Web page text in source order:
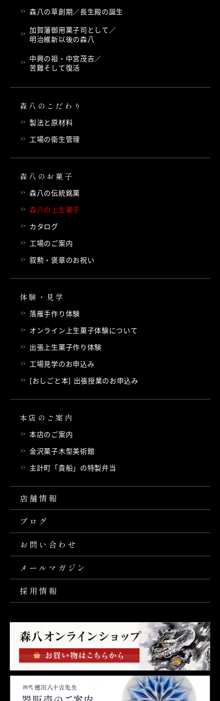
森八の草創期／長生殿の誕生
加賀藩御用菓子司として／
明治維新以後の森八
中興の祖・中宮茂吉／
苦難そして復活
森八のこだわり
製法と原材料
工場の衛生管理
森八のお菓子
森八の伝統銘菓
森八の上生菓子
カタログ
工場のご案内
叙勲・褒章のお祝い
体験・見学
落雁手作り体験
オンライン上生菓子体験について
出張上生菓子作り体験
工場見学のお申込み
[おしごと本] 出張授業のお申込み
本店のご案内
本店のご案内
金沢菓子木型美術館
主計町「貴船」の特製弁当
店舗情報
ブログ
お問い合わせ
メールマガジン
採用情報